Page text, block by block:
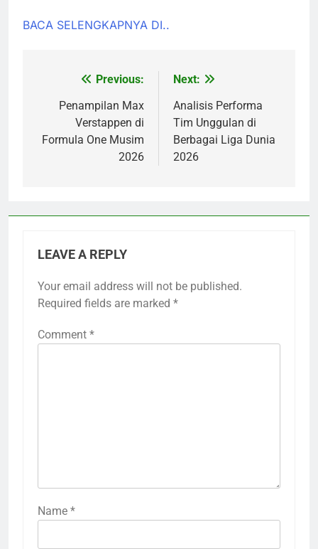
BACA SELENGKAPNYA DI..
navigation
Previous:
Penampilan Max
Verstappen di
Formula One Musim
2026
Next:
Analisis Performa
Tim Unggulan di
Berbagai Liga Dunia
2026
LEAVE A REPLY
Your email address will not be published.
Required fields are marked *
Comment *
Name *